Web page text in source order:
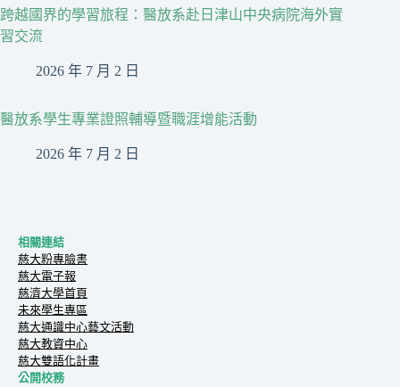
跨越國界的學習旅程：醫放系赴日津山中央病院海外實
習交流
2026 年 7 月 2 日
醫放系學生專業證照輔導暨職涯增能活動
2026 年 7 月 2 日
相關連結
慈大粉專臉書
慈大電子報
慈濟大學首頁
未來學生專區
慈大通識中心藝文活動
慈大教資中心
慈大雙語化計畫
公開校務